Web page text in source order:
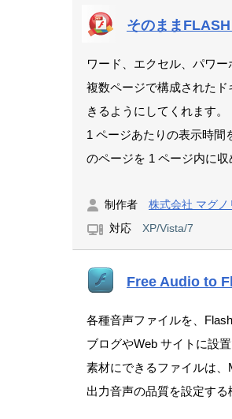
そのまま
ワード、エクセル、パワ
複数ページで構成されたド
きるようにしてくれます。
1 ページあたりの表示時間
のページを 1 ページ内に
制作者 株式会社 マグノ
対応 XP/Vista/7
Free Audio to
各種音声ファイルを、
ブログやWeb サイトに設
素材にできるファイルは、
出力音声の品質を設定する